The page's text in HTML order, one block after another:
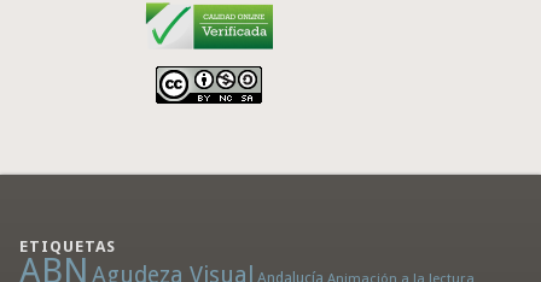
ETIQUETAS
ABN Agudeza Visual Andalucía Animación a la lectura